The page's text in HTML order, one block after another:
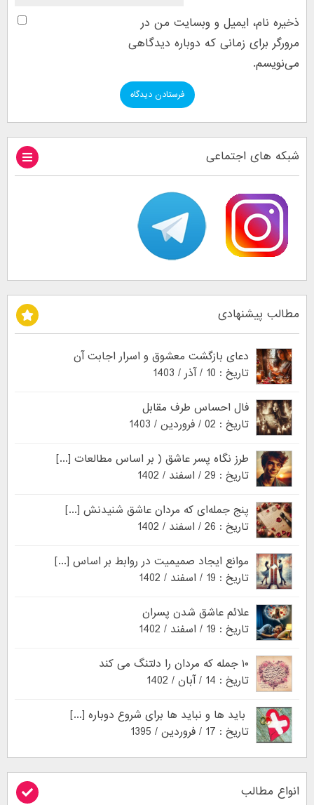
ذخیره نام، ایمیل و وبسایت من در
مرورگر برای زمانی که دوباره دیدگاهی
می‌نویسم.
شبکه های اجتماعی
مطالب پیشنهادی
دعای بازگشت معشوق و اسرار اجابت آن
تاریخ : 10 / آذر / 1403
فال احساس طرف مقابل
تاریخ : 02 / فروردین / 1403
طرز نگاه پسر عاشق ( بر اساس مطالعات [...]
تاریخ : 29 / اسفند / 1402
پنج جمله‌ای که مردان عاشق شنیدنش [...]
تاریخ : 26 / اسفند / 1402
موانع ایجاد صمیمیت در روابط بر اساس [...]
تاریخ : 19 / اسفند / 1402
علائم عاشق شدن پسران
تاریخ : 19 / اسفند / 1402
۱۰ جمله که مردان را دلتنگ می کند
تاریخ : 14 / آبان / 1402
باید ها و نباید ها برای شروع دوباره [...]
تاریخ : 17 / فروردین / 1395
انواع مطالب